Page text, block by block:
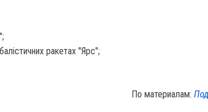
ракетах "Ярс";
По материалам: